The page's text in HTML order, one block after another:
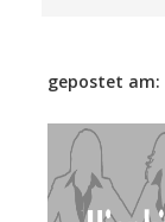
gepostet am: